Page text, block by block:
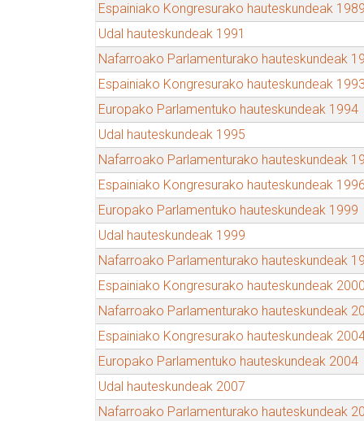
Espainiako Kongresurako hauteskundeak 1989
Udal hauteskundeak 1991
Nafarroako Parlamenturako hauteskundeak
Espainiako Kongresurako hauteskundeak 1993
Europako Parlamentuko hauteskundeak 1994
Udal hauteskundeak 1995
Nafarroako Parlamenturako hauteskundeak
Espainiako Kongresurako hauteskundeak 1996
Europako Parlamentuko hauteskundeak 1999
Udal hauteskundeak 1999
Nafarroako Parlamenturako hauteskundeak
Espainiako Kongresurako hauteskundeak 2000
Nafarroako Parlamenturako hauteskundeak
Espainiako Kongresurako hauteskundeak
Europako Parlamentuko hauteskundeak 2004
Udal hauteskundeak 2007
Nafarroako Parlamenturako hauteskundeak